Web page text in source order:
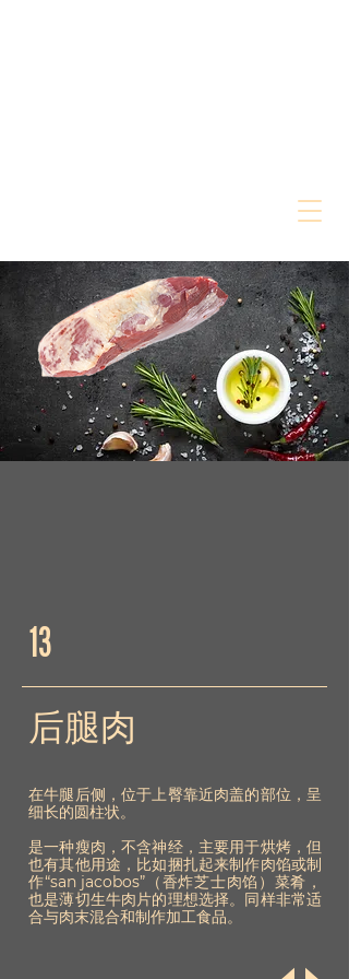
13
后腿肉
在牛腿后侧，位于上臀靠近肉盖的部位，呈
细长的圆柱状。
是一种瘦肉，不含神经，主要用于烘烤，但
也有其他用途，比如捆扎起来制作肉馅或制
作“san jacobos”（香炸芝士肉馅）菜肴，
也是薄切生牛肉片的理想选择。同样非常适
合与肉末混合和制作加工食品。